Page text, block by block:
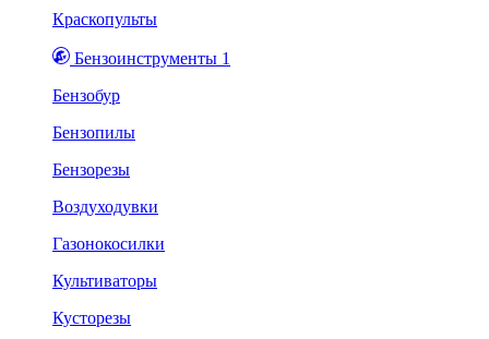
Краскопульты
Бензоинструменты 1
Бензобур
Бензопилы
Бензорезы
Воздуходувки
Газонокосилки
Культиваторы
Кусторезы